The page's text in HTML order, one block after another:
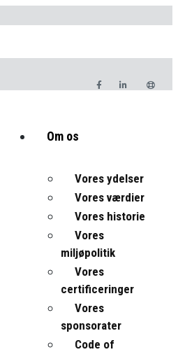
Om os
Vores ydelser
Vores værdier
Vores historie
Vores
miljøpolitik
Vores
certificeringer
Vores
sponsorater
Code of